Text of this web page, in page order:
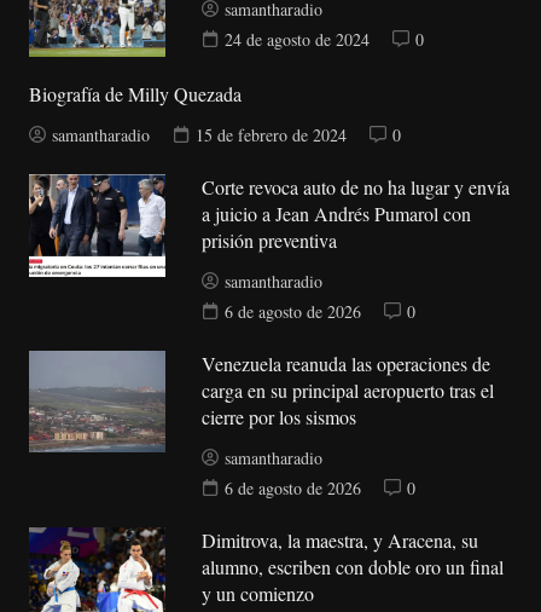
samantharadio
24 de agosto de 2024
0
Biografía de Milly Quezada
samantharadio 15 de febrero de 2024 0
Corte revoca auto de no ha lugar y envía
a juicio a Jean Andrés Pumarol con
prisión preventiva
samantharadio
6 de agosto de 2026
0
Venezuela reanuda las operaciones de
carga en su principal aeropuerto tras el
cierre por los sismos
samantharadio
6 de agosto de 2026
0
Dimitrova, la maestra, y Aracena, su
alumno, escriben con doble oro un final
y un comienzo